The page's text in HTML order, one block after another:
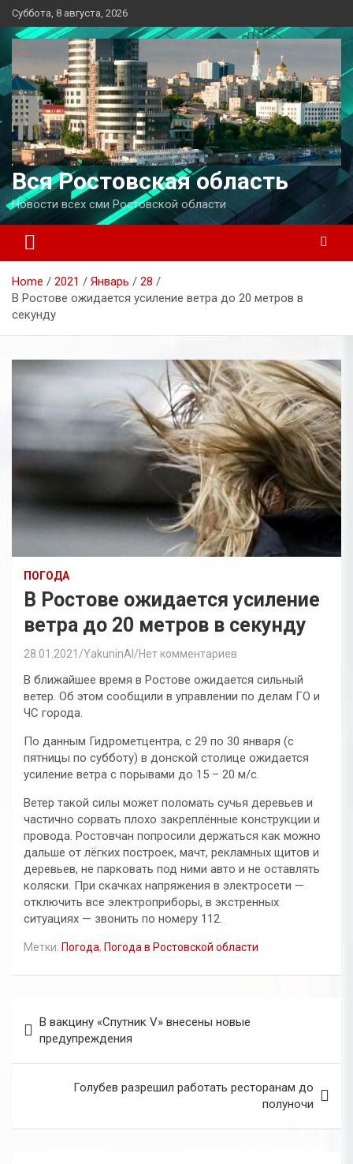
Перейти
к
содержимому
Суббота, 8 августа, 2026
Вся Ростовская область
Новости всех сми Ростовской области
Home 2021 Январь
28
В Ростове ожидается усиление ветра до 20 метров в
секунду
ПОГОДА
В Ростове ожидается усиление
ветра до 20 метров в секунду
28.01.2021 YakuninAI Нет комментариев
В ближайшее время в Ростове ожидается сильный
ветер. Об этом сообщили в управлении по делам ГО и
ЧС города.
По данным Гидрометцентра, с 29 по 30 января (с
пятницы по субботу) в донской столице ожидается
усиление ветра с порывами до 15 – 20 м/с.
Ветер такой силы может поломать сучья деревьев и
частично сорвать плохо закреплённые конструкции и
провода. Ростовчан попросили держаться как можно
дальше от лёгких построек, мачт, рекламных щитов и
деревьев, не парковать под ними авто и не оставлять
коляски. При скачках напряжения в электросети —
отключить все электроприборы, в экстренных
ситуациях — звонить по номеру 112.
Метки: Погода, Погода в Ростовской области
по
записям
В вакцину «Спутник V» внесены новые
предупреждения
Голубев разрешил работать ресторанам до
полуночи